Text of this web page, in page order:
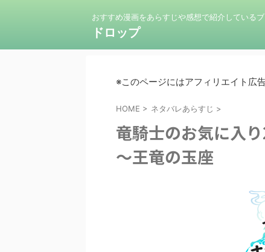
おすすめ漫画をあらすじや感想で紹介しているブ
ドロップ
※このページにはアフィリエイト広
HOME > ネタバレあらすじ >
竜騎士のお気に入
～王竜の玉座